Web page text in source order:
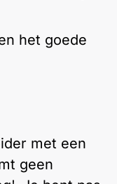
het goede
met een
geen